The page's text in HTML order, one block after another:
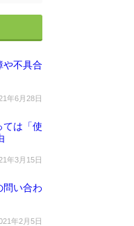
や不具合
年6月28日
ては「使
年3月15日
問い合わ
年2月5日